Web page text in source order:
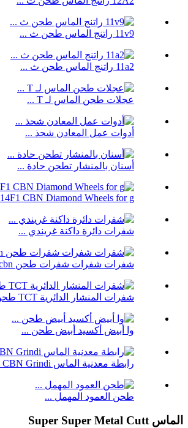
11v9 راتنج الماس طحن ث ...
11a2 راتنج الماس طحن ث ...
عجلات طحن الماس لـ T ...
أدوات عمل المعادن شحذ ...
أسنان بالمنشار تطحن حادة ...
14F1 CBN Diamond Wheels for g ...
شفرات دائرة داكنة غريندي ...
شفرات شفرات شفرات طحن cbn ...
شفرات المنشار الدائرية TCT طحن ...
وا أبيض أكسيد أبيض طحن ...
رابطة معدنية الماس CBN Grindi ...
طحن العمود المهمل ...
الماس Super Super Metal Cutt